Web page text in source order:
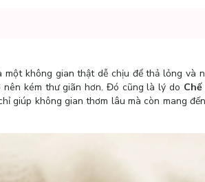
không gian thật dễ chịu để thả lỏng và
nên kém thư giãn hơn. Đó cũng là lý do
giúp không gian thơm lâu mà còn mang